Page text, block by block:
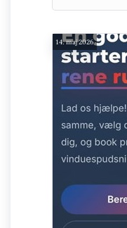
14. maj 2026